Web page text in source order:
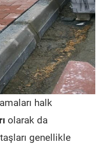
halk
olarak da
genellikle